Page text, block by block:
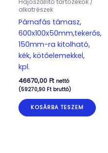
Hajószállító tartozékok /
alkatrészek
Párnafás támasz,
600x100x50mm,tekerős,
150mm-ra kitolható,
kék, kötőelemekkel,
kpl.
46670,00 Ft nettó
(59270,90 Ftbruttó)
KOSÁRBA TESZEM